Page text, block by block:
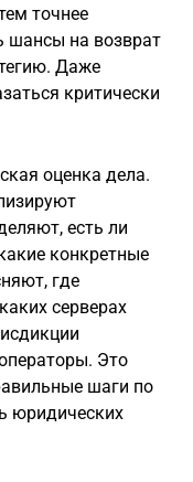
точнее
шансы на возврат
Даже
критически
оценка дела.
есть ли
конкретные
где
серверах
Это
шаги по
юридических